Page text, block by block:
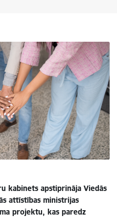
kabinets apstiprināja Viedās
attīstības ministrijas
projektu, kas paredz